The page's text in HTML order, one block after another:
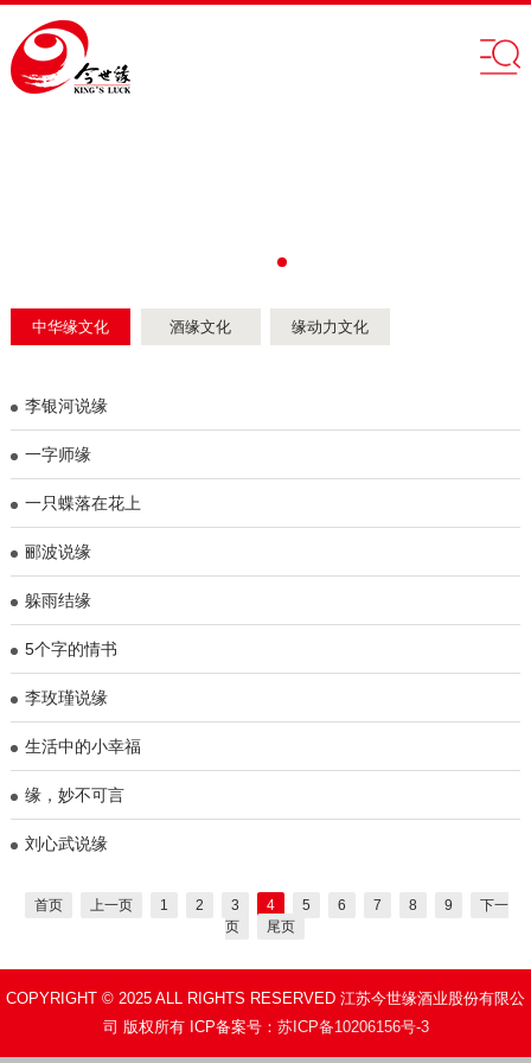
中华缘文化 酒缘文化 缘动力文化
李银河说缘
​一字师缘
一只蝶落在花上
郦波说缘
躲雨结缘
​5个字的情书
李玫瑾说缘
生活中的小幸福
缘，妙不可言
刘心武说缘
首页 上一页 1 2 3 4 5 6 7 8 9
下一
页
尾页
COPYRIGHT © 2025 ALL RIGHTS RESERVED 江苏今世缘酒业股份有限公
司 版权所有 ICP备案号： 苏ICP备10206156号-3